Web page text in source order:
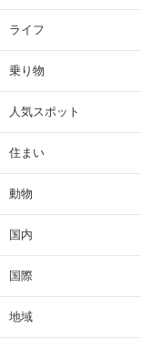
ライフ
乗り物
人気スポット
住まい
動物
国内
国際
地域